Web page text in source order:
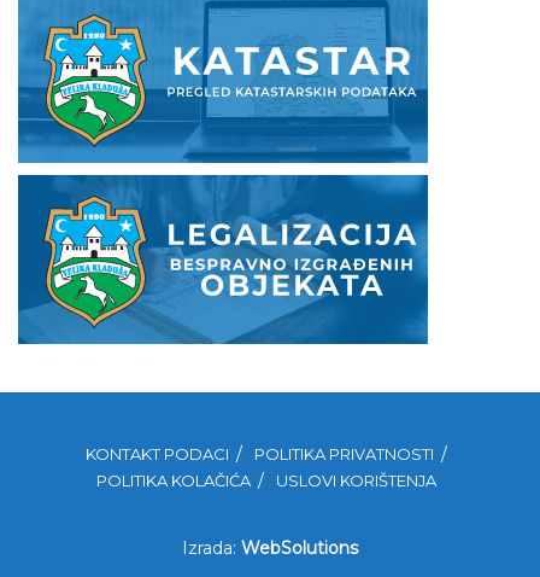
KONTAKT PODACI
POLITIKA PRIVATNOSTI
POLITIKA KOLAČIĆA
USLOVI KORIŠTENJA
Izrada: WebSolutions